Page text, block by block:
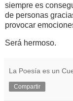
siempre es
de personas
provocar
Será hermoso.
La Poesía es un
Compartir